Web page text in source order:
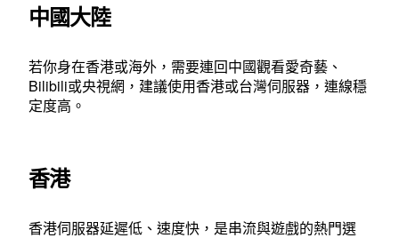
中國大陸
若你身在香港或海外，需要連回中國觀看愛奇藝、
Bilibili或央視網，建議使用香港或台灣伺服器，連線穩
定度高。
香港
香港伺服器延遲低、速度快，是串流與遊戲的熱門選